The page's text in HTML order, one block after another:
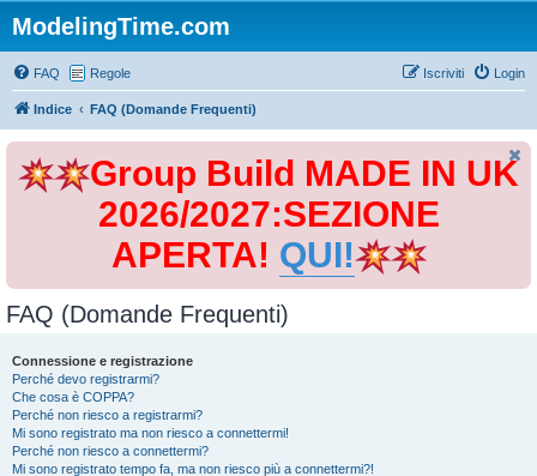
ModelingTime.com
FAQ Regole Login
Iscriviti
Indice FAQ (Domande Frequenti)
Group Build MADE IN UK
2026/2027:SEZIONE
APERTA! QUI!
FAQ (Domande Frequenti)
Connessione e registrazione
Perché devo registrarmi?
Che cosa è COPPA?
Perché non riesco a registrarmi?
Mi sono registrato ma non riesco a connettermi!
Perché non riesco a connettermi?
Mi sono registrato tempo fa, ma non riesco più a connettermi?!